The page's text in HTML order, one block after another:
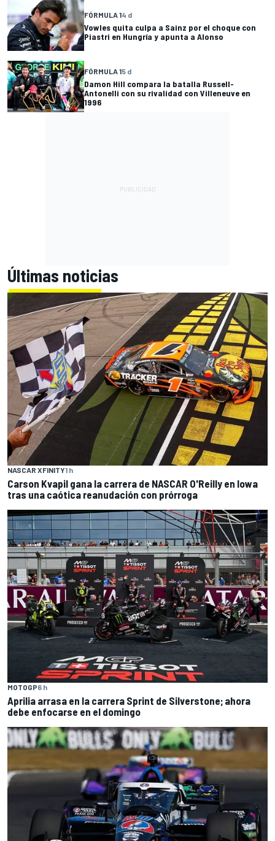
FÓRMULA 14 d
Vowles quita culpa a Sainz por el choque con
Piastri en Hungría y apunta a Alonso
FÓRMULA 15 d
Damon Hill compara la batalla Russell-
Antonelli con su rivalidad con Villeneuve en
1996
Últimas noticias
NASCAR XFINITY1 h
Carson Kvapil gana la carrera de NASCAR O'Reilly en Iowa
tras una caótica reanudación con prórroga
MOTOGP6 h
Aprilia arrasa en la carrera Sprint de Silverstone; ahora
debe enfocarse en el domingo